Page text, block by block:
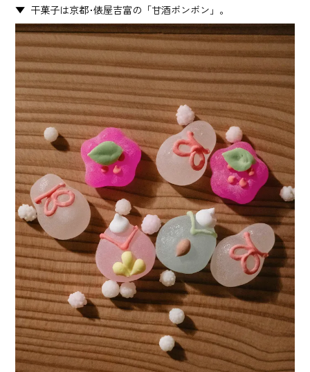
干菓子は京都･俵屋吉富の「甘酒ボンボン」。